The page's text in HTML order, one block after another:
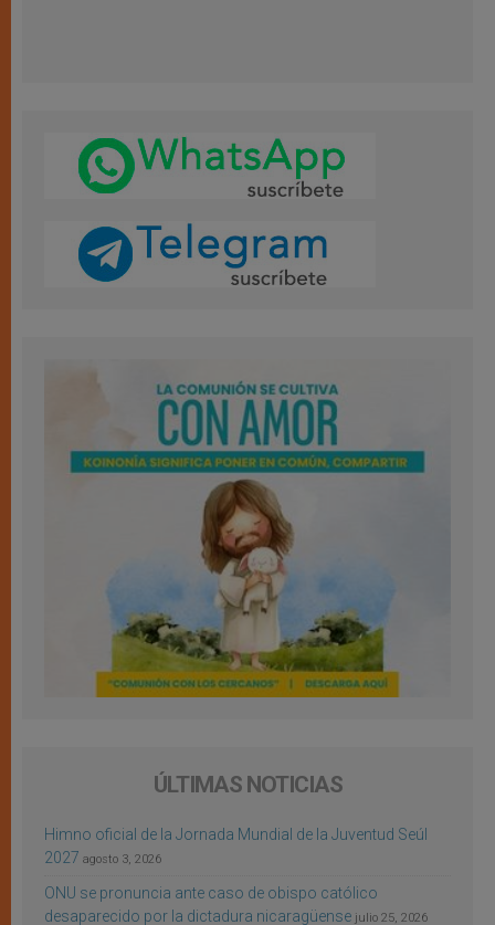
ÚLTIMAS NOTICIAS
Himno oficial de la Jornada Mundial de la Juventud Seúl
2027 agosto 3, 2026
ONU se pronuncia ante caso de obispo católico
desaparecido por la dictadura nicaragüense julio 25, 2026